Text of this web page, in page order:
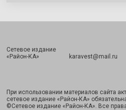
Сетевое издание
«Район-КА»
При использовании материалов сайта
сетевое издание «Район-КА»
©Сетевое издание «Район-КА». Все